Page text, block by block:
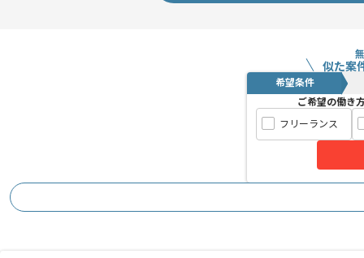
似た案
希望条件
ご希望の働き
フリーランス